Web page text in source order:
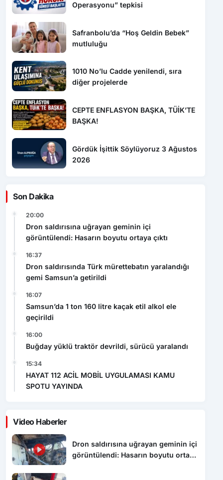
Operasyonu” tepkisi
Safranbolu’da “Hoş Geldin Bebek”
mutluluğu
1010 No’lu Cadde yenilendi, sıra
diğer projelerde
CEPTE ENFLASYON BAŞKA, TÜİK’TE
BAŞKA!
Gördük İşittik Söylüyoruz 3 Ağustos
2026
Son Dakika
20:00
Dron saldırısına uğrayan geminin içi
görüntülendi: Hasarın boyutu ortaya çıktı
16:37
Dron saldırısında Türk mürettebatın yaralandığı
gemi Samsun’a getirildi
16:07
Samsun’da 1 ton 160 litre kaçak etil alkol ele
geçirildi
16:00
Buğday yüklü traktör devrildi, sürücü yaralandı
15:34
HAYAT 112 ACİL MOBİL UYGULAMASI KAMU
SPOTU YAYINDA
Video Haberler
Dron saldırısına uğrayan geminin içi
görüntülendi: Hasarın boyutu ortaya